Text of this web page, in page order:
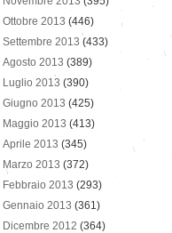
Ottobre 2013 (446)
Settembre 2013 (433)
Agosto 2013 (389)
Luglio 2013 (390)
Giugno 2013 (425)
Maggio 2013 (413)
Aprile 2013 (345)
Marzo 2013 (372)
Febbraio 2013 (293)
Gennaio 2013 (361)
Dicembre 2012 (364)